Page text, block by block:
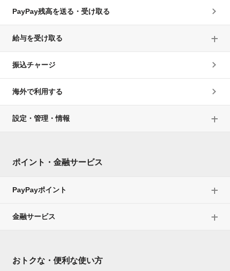
PayPay残高を送る・受け取る
給与を受け取る
振込チャージ
海外で利用する
設定・管理・情報
ポイント・金融サービス
PayPayポイント
金融サービス
おトクな・便利な使い方